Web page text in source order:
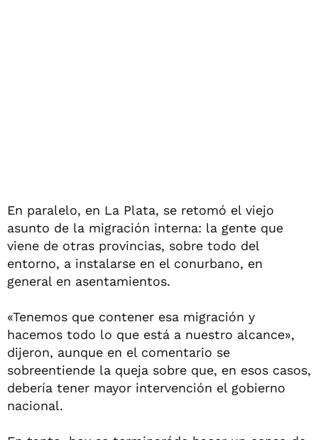
En paralelo, en La Plata, se retomó el viejo
asunto de la migración interna: la gente que
viene de otras provincias, sobre todo del
entorno, a instalarse en el conurbano, en
general en asentamientos.
«Tenemos que contener esa migración y
hacemos todo lo que está a nuestro alcance»,
dijeron, aunque en el comentario se
sobreentiende la queja sobre que, en esos casos,
debería tener mayor intervención el gobierno
nacional.